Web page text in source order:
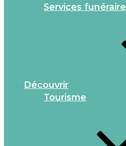
Services funéraire
Découvrir
Tourisme